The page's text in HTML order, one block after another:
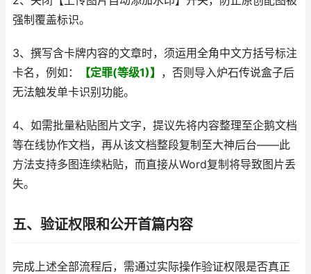
强制覆盖标识。
3、撰写含卡牌内容的文章时，须运用全角中文方括号标注
卡名，例如：
【定罪(等级1)】
，否则导入炉石传说盒子后
无法触发单卡识别功能。
4、如需批量粘贴图片文字，提议先将内容整理至企鹅文档
等在线协作文档，再从该文档整段复制至大神后台——此
方法支持多图连续粘贴，而直接从Word复制将导致图片丢
失。
五、验证权限和公开首篇内容
完成上述全部流程后，需通过实际操作验证权限是否真正